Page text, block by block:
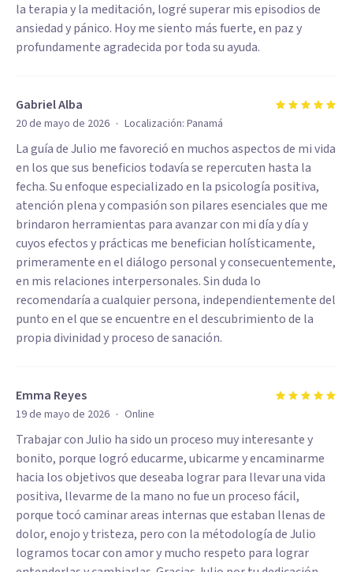
la terapia y la meditación, logré superar mis episodios de
ansiedad y pánico. Hoy me siento más fuerte, en paz y
profundamente agradecida por toda su ayuda.
Gabriel Alba
20 de mayo de 2026 · Localización: Panamá
La guía de Julio me favoreció en muchos aspectos de mi vida
en los que sus beneficios todavía se repercuten hasta la
fecha. Su enfoque especializado en la psicología positiva,
atención plena y compasión son pilares esenciales que me
brindaron herramientas para avanzar con mi día y día y
cuyos efectos y prácticas me benefician holísticamente,
primeramente en el diálogo personal y consecuentemente,
en mis relaciones interpersonales. Sin duda lo
recomendaría a cualquier persona, independientemente del
punto en el que se encuentre en el descubrimiento de la
propia divinidad y proceso de sanación.
Emma Reyes
19 de mayo de 2026 · Online
Trabajar con Julio ha sido un proceso muy interesante y
bonito, porque logró educarme, ubicarme y encaminarme
hacia los objetivos que deseaba lograr para llevar una vida
positiva, llevarme de la mano no fue un proceso fácil,
porque tocó caminar areas internas que estaban llenas de
dolor, enojo y tristeza, pero con la métodología de Julio
logramos tocar con amor y mucho respeto para lograr